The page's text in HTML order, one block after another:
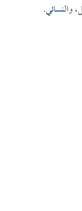
والنسائي.